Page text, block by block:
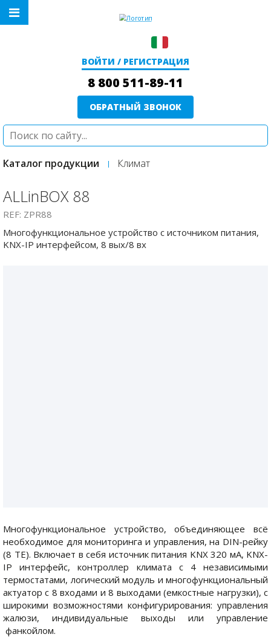
ВОЙТИ / РЕГИСТРАЦИЯ
8 800 511-89-11
ОБРАТНЫЙ ЗВОНОК
Каталог продукции Климат
ALLinBOX 88
REF: ZPR88
Многофункциональное устройство с источником питания,
KNX-IP интерфейсом, 8 вых/8 вх
Многофункциональное устройство, объединяющее всё
необходимое для мониторинга и управления, на DIN-рейку
(8 ТЕ). Включает в себя источник питания KNX 320 мА, KNX-
IP интерфейс, контроллер климата с 4 независимыми
термостатами, логический модуль и многофункциональный
актуатор с 8 входами и 8 выходами (емкостные нагрузки), с
широкими возможностями конфигурирования: управления
жалюзи, индивидуальные выходы или управление
фанкойлом.